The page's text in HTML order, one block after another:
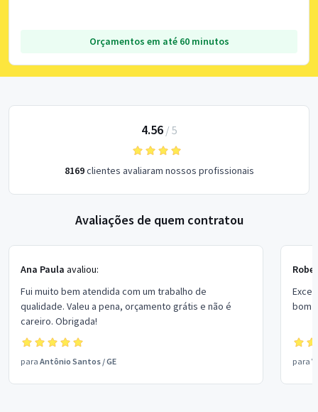
Orçamentos em até 60 minutos
4.56/ 5
8169clientes avaliaram nossos profissionais
Avaliações de quem contratou
Ana Paula avaliou:
Fui muito bem atendida com um trabalho de
qualidade. Valeu a pena, orçamento grátis e não é
careiro. Obrigada!
para Antônio Santos /GE
bom
para